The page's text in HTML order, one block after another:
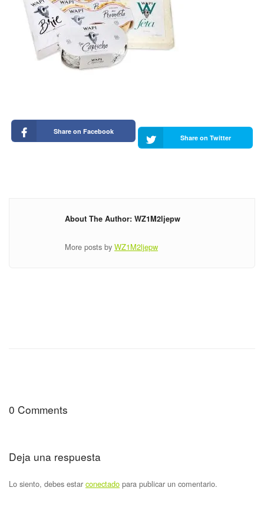
Share on Facebook
Share on Twitter
About The Author: WZ1M2ljepw
More posts byWZ1M2ljepw
0 Comments
Deja una respuesta
Lo siento, debes estar conectado para publicar un comentario.